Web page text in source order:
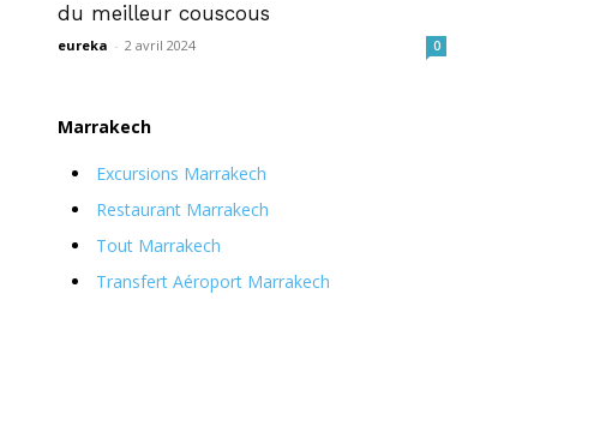
du meilleur couscous
eureka - 2 avril 2024 0
Marrakech
Excursions Marrakech
Restaurant Marrakech
Tout Marrakech
Transfert Aéroport Marrakech